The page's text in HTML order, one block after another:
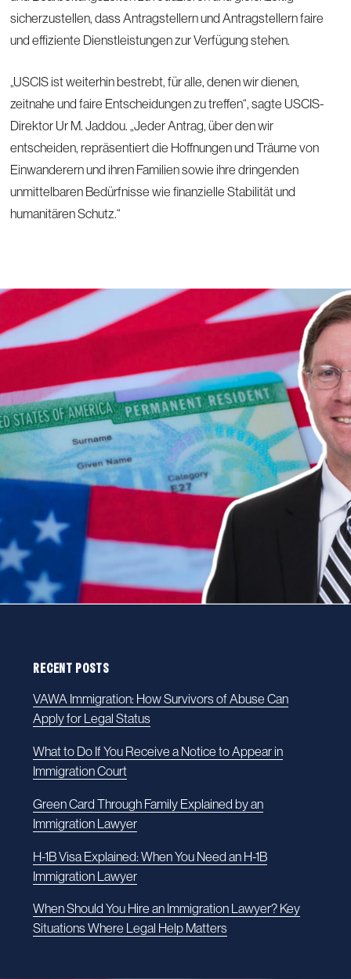
sicherzustellen, dass Antragstellern und Antragstellern faire
und effiziente Dienstleistungen zur Verfügung stehen.
„USCIS ist weiterhin bestrebt, für alle, denen wir dienen,
zeitnahe und faire Entscheidungen zu treffen“, sagte USCIS-
Direktor Ur M. Jaddou. „Jeder Antrag, über den wir
entscheiden, repräsentiert die Hoffnungen und Träume von
Einwanderern und ihren Familien sowie ihre dringenden
unmittelbaren Bedürfnisse wie finanzielle Stabilität und
humanitären Schutz.“
RECENT POSTS
VAWA Immigration: How Survivors of Abuse Can
Apply for Legal Status
What to Do If You Receive a Notice to Appear in
Immigration Court
Green Card Through Family Explained by an
Immigration Lawyer
H-1B Visa Explained: When You Need an H-1B
Immigration Lawyer
When Should You Hire an Immigration Lawyer? Key
Situations Where Legal Help Matters